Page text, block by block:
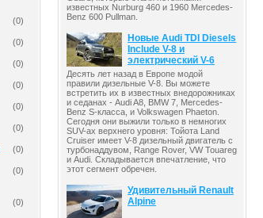
(0)
(0)
(0)
(0)
(0)
(0)
(0)
(0)
(0)
известных Nurburg 460 и 1960 Mercedes-
Benz 600 Pullman.
Новые Audi TDI Diesels
Include V-8 и
электрический V-6
Десять лет назад в Европе модой
правили дизельные V-8. Вы можете
встретить их в известных внедорожниках
и седанах - Audi A8, BMW 7, Mercedes-
Benz S-класса, и Volkswagen Phaeton.
Сегодня они выжили только в немногих
SUV-ах верхнего уровня: Тойота Land
Cruiser имеет V-8 дизельный двигатель с
турбонаддувом, Range Rover, VW Touareg
и Audi. Складывается впечатление, что
этот сегмент обречен.
Удивительный Renault
Alpine